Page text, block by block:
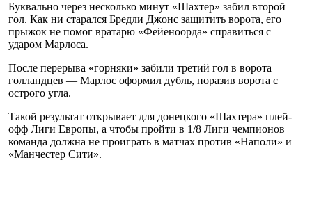
Буквально через несколько минут «Шахтер» забил второй
гол. Как ни старался Бредли Джонс защитить ворота, его
прыжок не помог вратарю «Фейеноорда» справиться с
ударом Марлоса.
После перерыва «горняки» забили третий гол в ворота
голландцев — Марлос оформил дубль, поразив ворота с
острого угла.
Такой результат открывает для донецкого «Шахтера» плей-
офф Лиги Европы, а чтобы пройти в 1/8 Лиги чемпионов
команда должна не проиграть в матчах против «Наполи» и
«Манчестер Сити».